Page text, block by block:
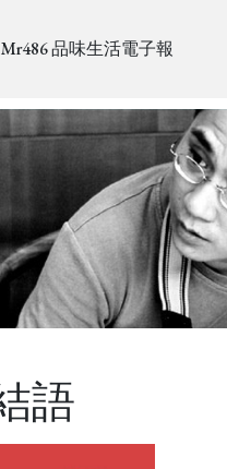
Mr486 品味生活電子報
語